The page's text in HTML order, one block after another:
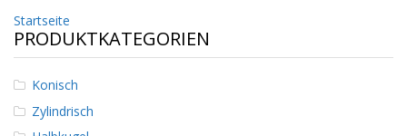
g
e
n
V
e
Beitrags-
Navigation
Startseite
PRODUKTKATEGORIEN
Konisch
Zylindrisch